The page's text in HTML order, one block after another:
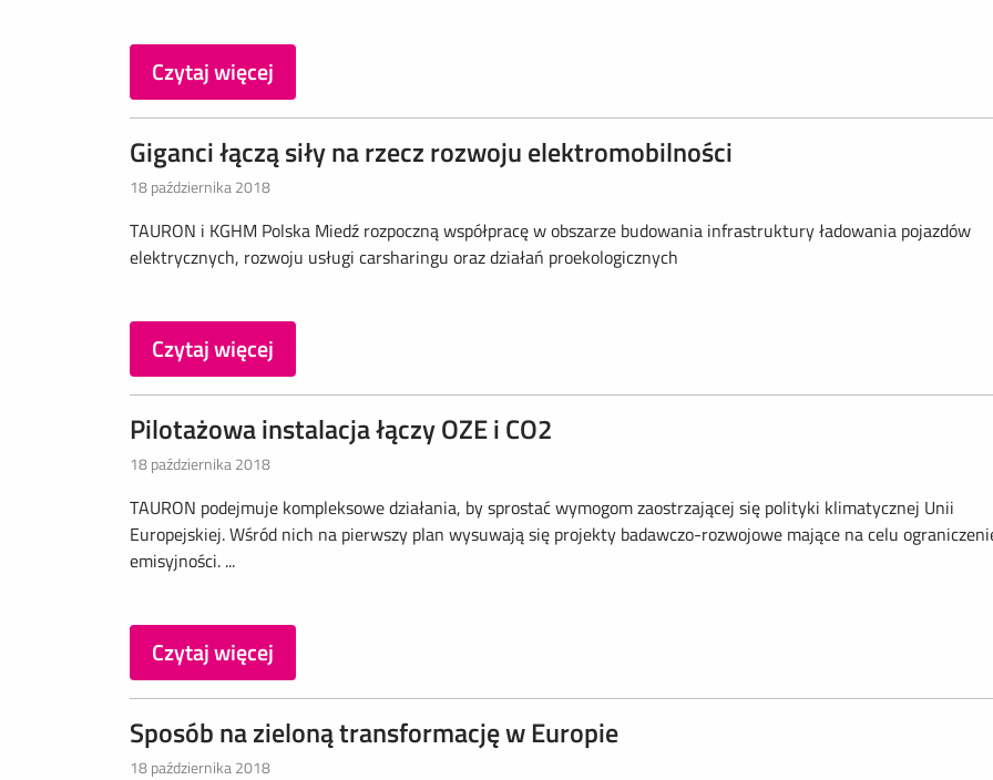
Czytaj więcej
Giganci łączą siły na rzecz rozwoju elektromobilności
18 października 2018
TAURON i KGHM Polska Miedź rozpoczną współpracę w obszarze budowania infrastruktury ładowania pojazdów
elektrycznych, rozwoju usługi carsharingu oraz działań proekologicznych
Czytaj więcej
Pilotażowa instalacja łączy OZE i CO2
18 października 2018
TAURON podejmuje kompleksowe działania, by sprostać wymogom zaostrzającej się polityki klimatycznej Unii
Europejskiej. Wśród nich na pierwszy plan wysuwają się projekty badawczo-rozwojowe mające na celu
emisyjności. ...
Czytaj więcej
Sposób na zieloną transformację w Europie
18 października 2018